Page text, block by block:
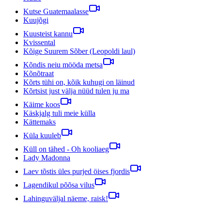
Kutse Guatemaalasse
Kuujõgi
Kuusteist kannu
Kvissental
Kõige Suurem Sõber (Leopoldi laul)
Kõndis neiu mööda metsa
Kõnõtraat
Kõrts tühi on, kõik kuhugi on läinud
Kõrtsist just välja nüüd tulen ju ma
Käime koos
Käskjalg tuli meie külla
Kättemaks
Küla kuuleb
Küll on tähed - Oh kooliaeg
Lady Madonna
Laev tõstis üles purjed öises fjordis
Lagendikul põõsa vilus
Lahinguväljal näeme, raisk!